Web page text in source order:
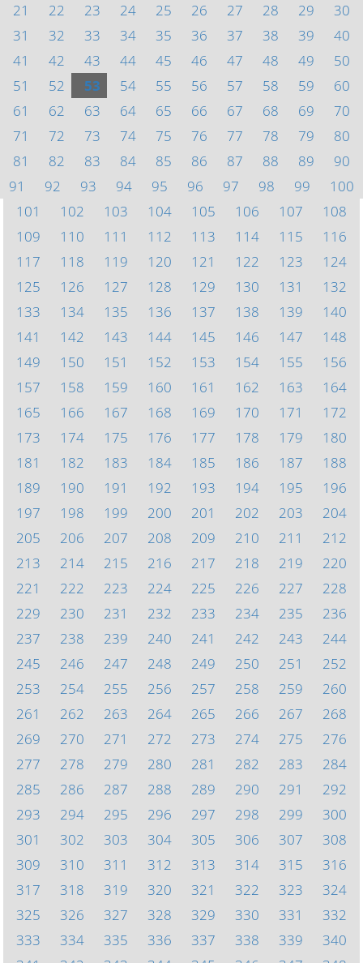
21
22 23 24 25 26 27 28 29
30
31
32 33 34 35 36 37 38 39
40
41
42 43 44 45 46 47 48 49
50
51
52 53 54 55 56 57 58 59
60
61
62 63 64 65 66 67 68 69
70
71
72 73 74 75 76 77 78 79
80
81
82 83 84 85 86 87 88 89
90
91
92 93 94 95 96 97 98 99
100
101
102 103 104 105 106 107
108
109
110 111 112 113 114 115
116
117
118 119 120 121 122 123
124
125
126 127 128 129 130 131
132
133
134 135 136 137 138 139
140
141
142 143 144 145 146 147
148
149
150 151 152 153 154 155
156
157
158 159 160 161 162 163
164
165
166 167 168 169 170 171
172
173
174 175 176 177 178 179
180
181
182 183 184 185 186 187
188
189
190 191 192 193 194 195
196
197
198 199 200 201 202 203
204
205
206 207 208 209 210 211
212
213
214 215 216 217 218 219
220
221
222 223 224 225 226 227
228
229
230 231 232 233 234 235
236
237
238 239 240 241 242 243
244
245
246 247 248 249 250 251
252
253
254 255 256 257 258 259
260
261
262 263 264 265 266 267
268
269
270 271 272 273 274 275
276
277
278 279 280 281 282 283
284
285
286 287 288 289 290 291
292
293
294 295 296 297 298 299
300
301
302 303 304 305 306 307
308
309
310 311 312 313 314 315
316
317
318 319 320 321 322 323
324
325
326 327 328 329 330 331
332
333
334 335 336 337 338 339
340